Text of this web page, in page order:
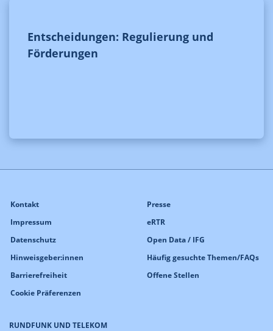
Entscheidungen: Regulierung und
Förderungen
RUNDFUNK UND TELEKOM
Kontakt
Impressum
Datenschutz
Hinweisgeber:innen
Barrierefreiheit
Cookie Präferenzen
Presse
eRTR
Open Data / IFG
Häufig gesuchte Themen/FAQs
Offene Stellen